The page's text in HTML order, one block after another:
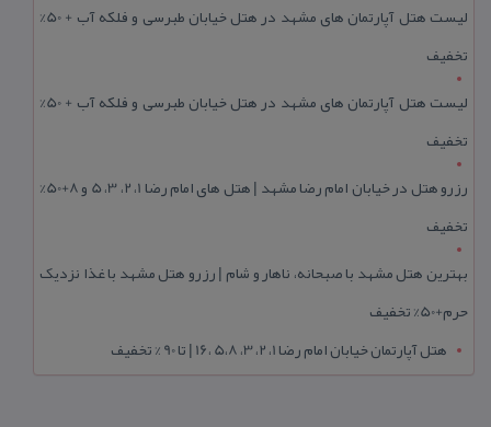
لیست هتل آپارتمان های مشهد در هتل خیابان طبرسی و فلکه آب + 50%
تخفیف
لیست هتل آپارتمان های مشهد در هتل خیابان طبرسی و فلکه آب + 50%
تخفیف
رزرو هتل در خیابان امام رضا مشهد | هتل‌ های امام رضا 1، 2، 3، 5 و 8+50%
تخفیف
بهترین هتل مشهد با صبحانه، ناهار و شام | رزرو هتل مشهد با غذا نزدیک
حرم+50% تخفیف
هتل آپارتمان خیابان امام رضا 1، 2، 3، 5،8 ،16 | تا 90 % تخفیف